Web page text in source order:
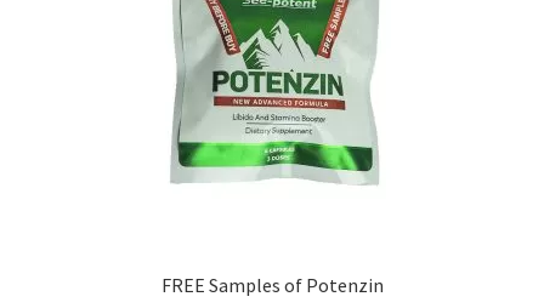
FREE Samples of Potenzin